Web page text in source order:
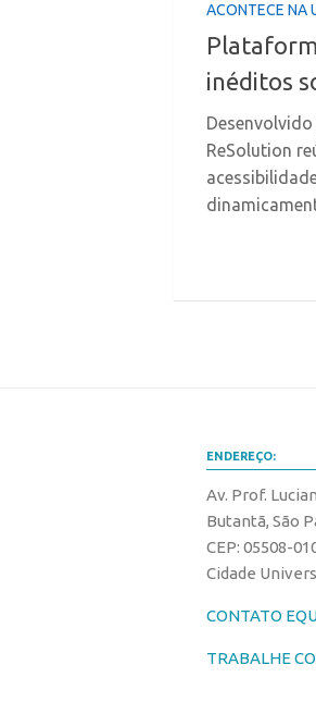
ACONTECE NA
inéditos
ReSolution
ENDEREÇO:
Av. Prof.
Butantã, São
CEP: 05508-
Cidade
CONTATO
TRABALHE